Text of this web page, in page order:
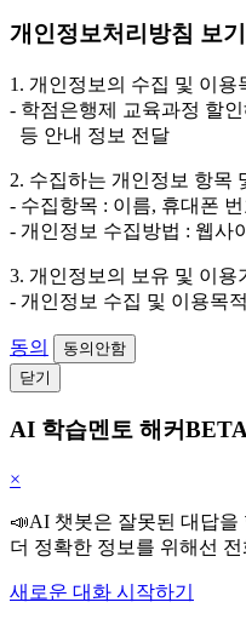
개인정보처리방침 보기
1. 개인정보의 수집 및 이용
- 학점은행제 교육과정 할
등 안내 정보 전달
2. 수집하는 개인정보 항목
- 수집항목 : 이름, 휴대폰 번
- 개인정보 수집방법 : 웹사
3. 개인정보의 보유 및 이용
- 개인정보 수집 및 이용목
동의
동의안함
닫기
AI 학습멘토 해커
×
📣AI 챗봇은 잘못된 대답을
더 정확한 정보를 위해선
새로운 대화 시작하기